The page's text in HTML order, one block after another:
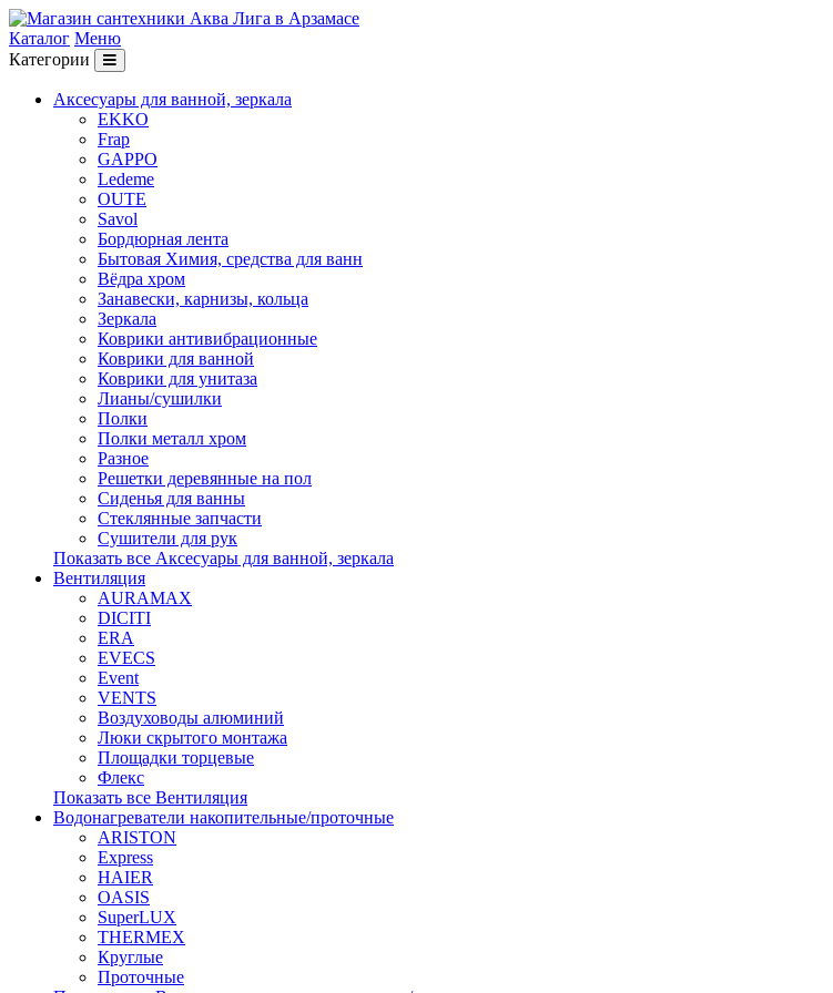
Каталог Меню
Категории
Аксесуары для ванной, зеркала
EKKO
Frap
GAPPO
Ledeme
OUTE
Savol
Бордюрная лента
Бытовая Химия, средства для ванн
Вёдра хром
Занавески, карнизы, кольца
Зеркала
Коврики антивибрационные
Коврики для ванной
Коврики для унитаза
Лианы/сушилки
Полки
Полки металл хром
Разное
Решетки деревянные на пол
Сиденья для ванны
Стеклянные запчасти
Сушители для рук
Показать все Аксесуары для ванной, зеркала
Вентиляция
AURAMAX
DICITI
ERA
EVECS
Event
VENTS
Воздуховоды алюминий
Люки скрытого монтажа
Площадки торцевые
Флекс
Показать все Вентиляция
Водонагреватели накопительные/проточные
ARISTON
Express
HAIER
OASIS
SuperLUX
THERMEX
Круглые
Проточные